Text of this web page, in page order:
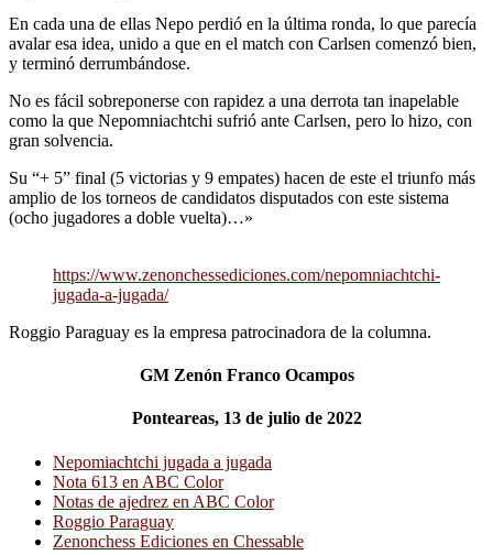
En cada una de ellas Nepo perdió en la última ronda, lo que parecía
avalar esa idea, unido a que en el match con Carlsen comenzó bien,
y terminó derrumbándose.
No es fácil sobreponerse con rapidez a una derrota tan inapelable
como la que Nepomniachtchi sufrió ante Carlsen, pero lo hizo, con
gran solvencia.
Su “+ 5” final (5 victorias y 9 empates) hacen de este el triunfo más
amplio de los torneos de candidatos disputados con este sistema
(ocho jugadores a doble vuelta)…»
https://www.zenonchessediciones.com/nepomniachtchi-
jugada-a-jugada/
Roggio Paraguay es la empresa patrocinadora de la columna.
GM Zenón Franco Ocampos
Ponteareas, 13 de julio de 2022
Nepomiachtchi jugada a jugada
Nota 613 en ABC Color
Notas de ajedrez en ABC Color
Roggio Paraguay
Zenonchess Ediciones en Chessable